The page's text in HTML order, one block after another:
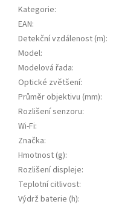
Kategorie:
EAN:
Detekční vzdálenost (m):
Model:
Modelová řada:
Optické zvětšení:
Průměr objektivu (mm):
Rozlišení senzoru:
Wi‑Fi:
Značka:
Hmotnost (g):
Rozlišení displeje:
Teplotní citlivost:
Výdrž baterie (h):